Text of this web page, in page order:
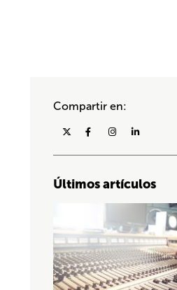
Compartir en:
Últimos artículos